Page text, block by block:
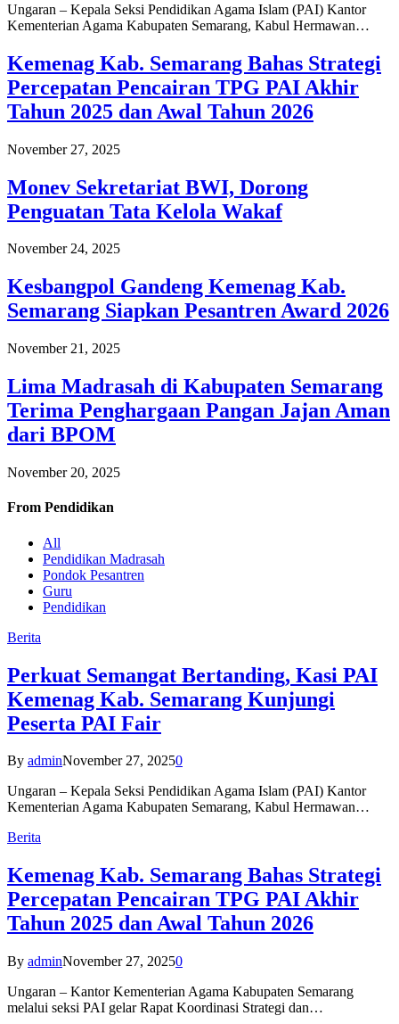
Ungaran – Kepala Seksi Pendidikan Agama Islam (PAI) Kantor
Kementerian Agama Kabupaten Semarang, Kabul Hermawan…
Kemenag Kab. Semarang Bahas Strategi
Percepatan Pencairan TPG PAI Akhir
Tahun 2025 dan Awal Tahun 2026
November 27, 2025
Monev Sekretariat BWI, Dorong
Penguatan Tata Kelola Wakaf
November 24, 2025
Kesbangpol Gandeng Kemenag Kab.
Semarang Siapkan Pesantren Award 2026
November 21, 2025
Lima Madrasah di Kabupaten Semarang
Terima Penghargaan Pangan Jajan Aman
dari BPOM
November 20, 2025
From Pendidikan
All
Pendidikan Madrasah
Pondok Pesantren
Guru
Pendidikan
Berita
Perkuat Semangat Bertanding, Kasi PAI
Kemenag Kab. Semarang Kunjungi
Peserta PAI Fair
By adminNovember 27, 20250
Ungaran – Kepala Seksi Pendidikan Agama Islam (PAI) Kantor
Kementerian Agama Kabupaten Semarang, Kabul Hermawan…
Berita
Kemenag Kab. Semarang Bahas Strategi
Percepatan Pencairan TPG PAI Akhir
Tahun 2025 dan Awal Tahun 2026
By adminNovember 27, 20250
Ungaran – Kantor Kementerian Agama Kabupaten Semarang
melalui seksi PAI gelar Rapat Koordinasi Strategi dan…